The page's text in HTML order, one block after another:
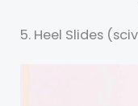
5. Heel Slides